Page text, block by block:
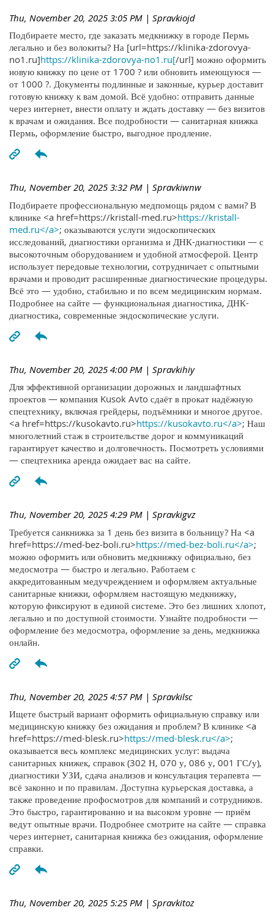
Thu, November 20, 2025 3:05 PM | Spravkiojd
Подбираете место, где заказать медкнижку в городе Пермь
легально и без волокиты? На [url=https://klinika-zdorovya-
no1.ru]https://klinika-zdorovya-no1.ru[/url] можно оформить
новую книжку по цене от 1700 ? или обновить имеющуюся —
от 1000 ?. Документы подлинные и законные, курьер доставит
готовую книжку к вам домой. Всё удобно: отправить данные
через интернет, внести оплату и ждать доставку — без визитов
к врачам и ожидания. Все подробности — санитарная книжка
Пермь, оформление быстро, выгодное продление.
Thu, November 20, 2025 3:32 PM | Spravkiwnw
Подбираете профессиональную медпомощь рядом с вами? В
клинике <a href=https://kristall-med.ru>https://kristall-
med.ru</a>; оказываются услуги эндоскопических
исследований, диагностики организма и ДНК-диагностики — с
высокоточным оборудованием и удобной атмосферой. Центр
использует передовые технологии, сотрудничает с опытными
врачами и проводит расширенные диагностические процедуры.
Всё это — удобно, стабильно и по всем медицинским нормам.
Подробнее на сайте — функциональная диагностика, ДНК-
диагностика, современные эндоскопические услуги.
Thu, November 20, 2025 4:00 PM | Spravkihiy
Для эффективной организации дорожных и ландшафтных
проектов — компания Kusok Avto сдаёт в прокат надёжную
спецтехнику, включая грейдеры, подъёмники и многое другое.
<a href=https://kusokavto.ru>https://kusokavto.ru</a>; Наш
многолетний стаж в строительстве дорог и коммуникаций
гарантирует качество и долговечность. Посмотреть условиями
— спецтехника аренда ожидает вас на сайте.
Thu, November 20, 2025 4:29 PM | Spravkigvz
Требуется санкнижка за 1 день без визита в больницу? На <a
href=https://med-bez-boli.ru>https://med-bez-boli.ru</a>;
можно оформить или обновить медкнижку официально, без
медосмотра — быстро и легально. Работаем с
аккредитованным медучреждением и оформляем актуальные
санитарные книжки, оформляем настоящую медкнижку,
которую фиксируют в единой системе. Это без лишних хлопот,
легально и по доступной стоимости. Узнайте подробности —
оформление без медосмотра, оформление за день, медкнижка
онлайн.
Thu, November 20, 2025 4:57 PM | Spravkilsc
Ищете быстрый вариант оформить официальную справку или
медицинскую книжку без ожидания и проблем? В клинике <a
href=https://med-blesk.ru>https://med-blesk.ru</a>;
оказывается весь комплекс медицинских услуг: выдача
санитарных книжек, справок (302 Н, 070 у, 086 у, 001 ГС/у),
диагностики УЗИ, сдача анализов и консультация терапевта —
всё законно и по правилам. Доступна курьерская доставка, а
также проведение профосмотров для компаний и сотрудников.
Это быстро, гарантированно и на высоком уровне — приём
ведут опытные врачи. Подробнее смотрите на сайте — справка
через интернет, санитарная книжка без ожидания, оформление
справки.
Thu, November 20, 2025 5:25 PM | Spravkitoz